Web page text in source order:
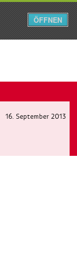
Menü
16. September 2013
ÖFFNEN